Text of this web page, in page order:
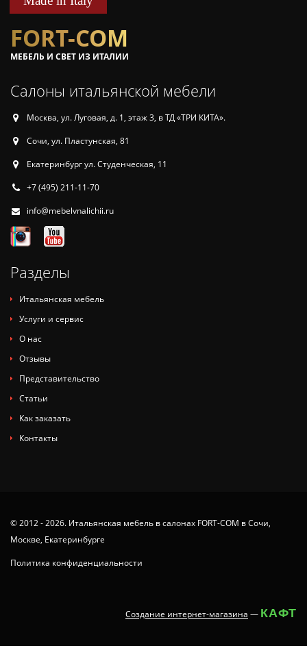
FORT-COM
МЕБЕЛЬ И СВЕТ ИЗ ИТАЛИИ
Салоны итальянской мебели
Москва, ул. Луговая, д. 1, этаж 3, в ТД «ТРИ КИТА».
Сочи, ул. Пластунская, 81
Екатеринбург ул. Студенческая, 11
+7 (495) 211-11-70
info@mebelvnalichii.ru
Разделы
Итальянская мебель
Услуги и сервис
О нас
Отзывы
Представительство
Статьи
Как заказать
Контакты
© 2012 - 2026. Итальянская мебель в салонах FORT-COM в Сочи,
Москве, Екатеринбурге
Политика конфиденциальности
Создание интернет-магазина — КАФТ